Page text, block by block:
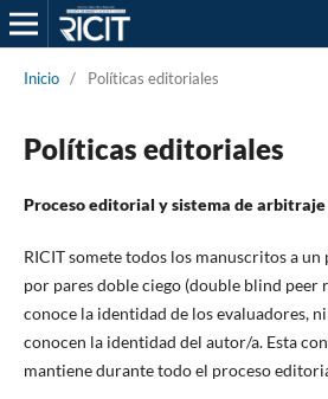
Inicio / Políticas editoriales
Políticas editoriales
Proceso editorial y sistema de arbitraje
RICIT somete todos los manuscritos a un
por pares doble ciego (double blind peer
conoce la identidad de los evaluadores,
conocen la identidad del autor/a. Esta
mantiene durante todo el proceso